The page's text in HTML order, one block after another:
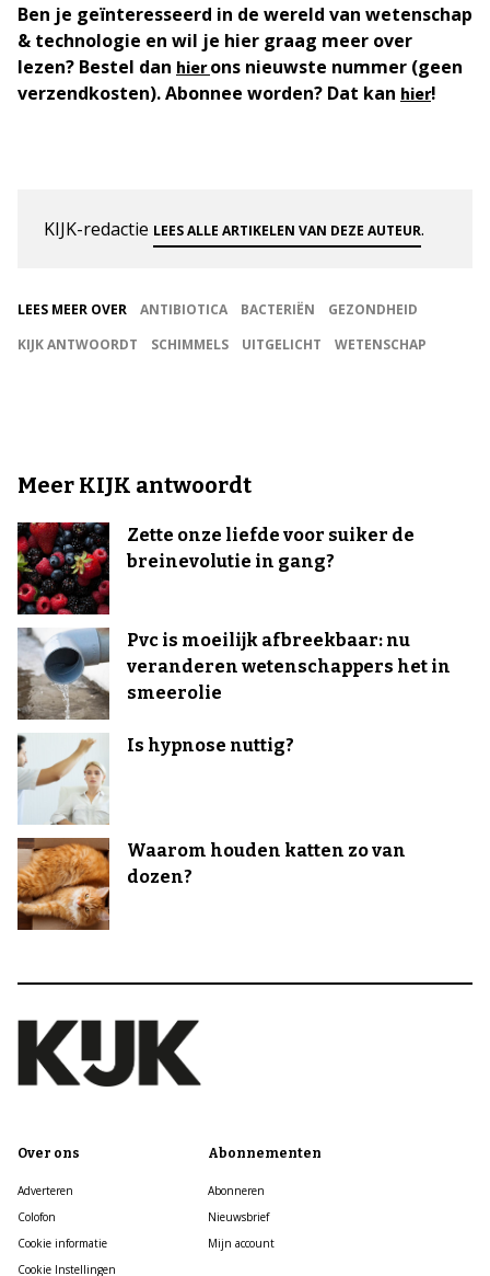
Ben je geïnteresseerd in de wereld van wetenschap
& technologie en wil je hier graag meer over
lezen? Bestel dan hierons nieuwste nummer (geen
verzendkosten). Abonnee worden? Dat kan hier!
KIJK-redactie LEES ALLE ARTIKELEN VAN DEZE AUTEUR.
LEES MEER OVER ANTIBIOTICA BACTERIËN
GEZONDHEID
KIJK ANTWOORDT
SCHIMMELS UITGELICHT WETENSCHAP
Meer KIJK antwoordt
Zette onze liefde voor suiker de
breinevolutie in gang?
Pvc is moeilijk afbreekbaar: nu
veranderen wetenschappers het in
smeerolie
Is hypnose nuttig?
Waarom houden katten zo van
dozen?
Over ons
Adverteren
Colofon
Cookie informatie
Cookie Instellingen
Abonnementen
Abonneren
Nieuwsbrief
Mijn account